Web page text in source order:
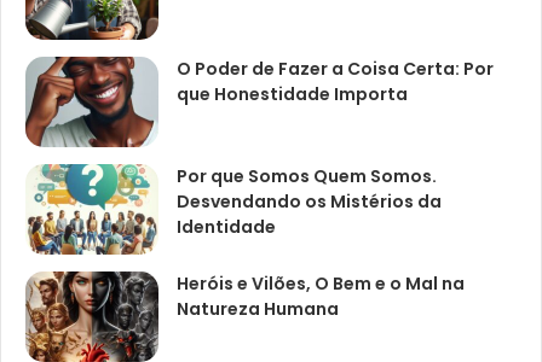
O Poder de Fazer a Coisa Certa: Por
que Honestidade Importa
Por que Somos Quem Somos.
Desvendando os Mistérios da
Identidade
Heróis e Vilões, O Bem e o Mal na
Natureza Humana